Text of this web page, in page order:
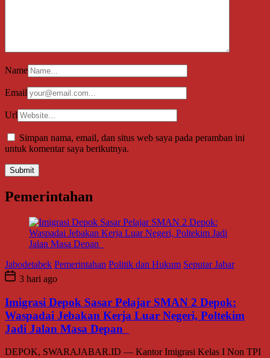
Name
Email
Url
Simpan nama, email, dan situs web saya pada peramban ini
untuk komentar saya berikutnya.
Pemerintahan
Jabodetabek Pemerintahan Politik dan Hukum Seputar Jabar
3 hari ago
Imigrasi Depok Sasar Pelajar SMAN 2 Depok:
Waspadai Jebakan Kerja Luar Negeri, Poltekim
Jadi Jalan Masa Depan
DEPOK, SWARAJABAR.ID — Kantor Imigrasi Kelas I Non TPI